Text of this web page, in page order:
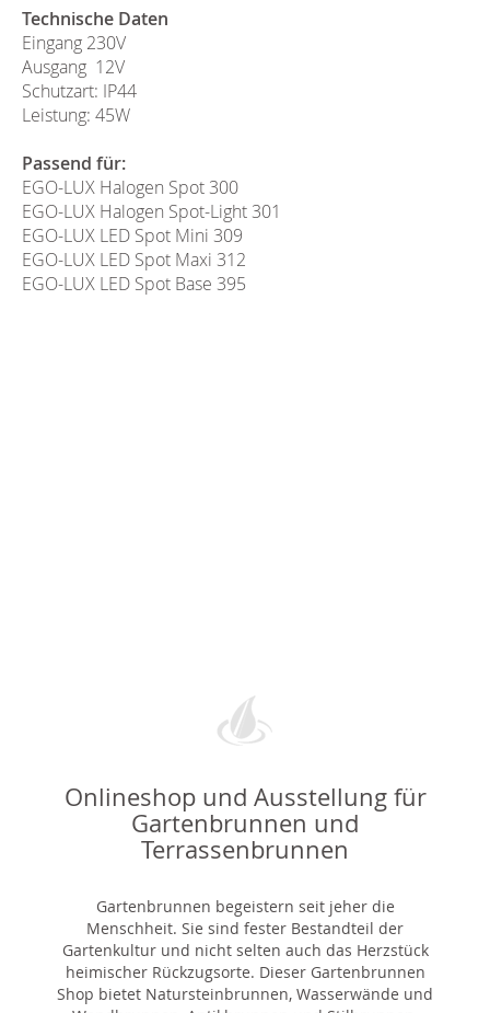
Technische Daten
Eingang 230V
Ausgang 12V
Schutzart: IP44
Leistung: 45W
Passend für:
EGO-LUX Halogen Spot 300
EGO-LUX Halogen Spot-Light 301
EGO-LUX LED Spot Mini 309
EGO-LUX LED Spot Maxi 312
EGO-LUX LED Spot Base 395
Onlineshop und Ausstellung für
Gartenbrunnen und
Terrassenbrunnen
Gartenbrunnen begeistern seit jeher die
Menschheit. Sie sind fester Bestandteil der
Gartenkultur und nicht selten auch das Herzstück
heimischer Rückzugsorte. Dieser Gartenbrunnen
Shop bietet Natursteinbrunnen, Wasserwände und